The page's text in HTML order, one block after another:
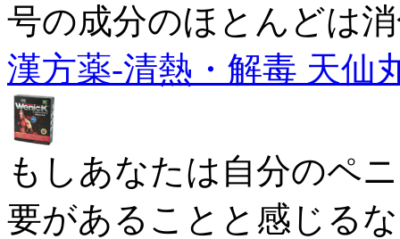
号の成分のほとんどは
漢方薬-清熱・解毒 天仙
もしあなたは自分のペ
要があることと感じる